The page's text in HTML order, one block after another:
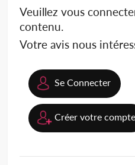
Veuillez vous
contenu.
Votre avis nous
Se Connecter
Créer votre compte